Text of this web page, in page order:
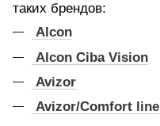
таких брендов:
Alcon
Alcon Ciba Vision
Avizor
Avizor/Comfort line